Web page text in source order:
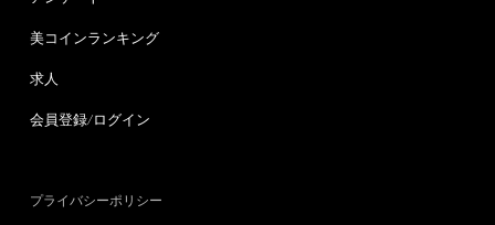
美コインランキング
求人
会員登録/ログイン
プライバシーポリシー